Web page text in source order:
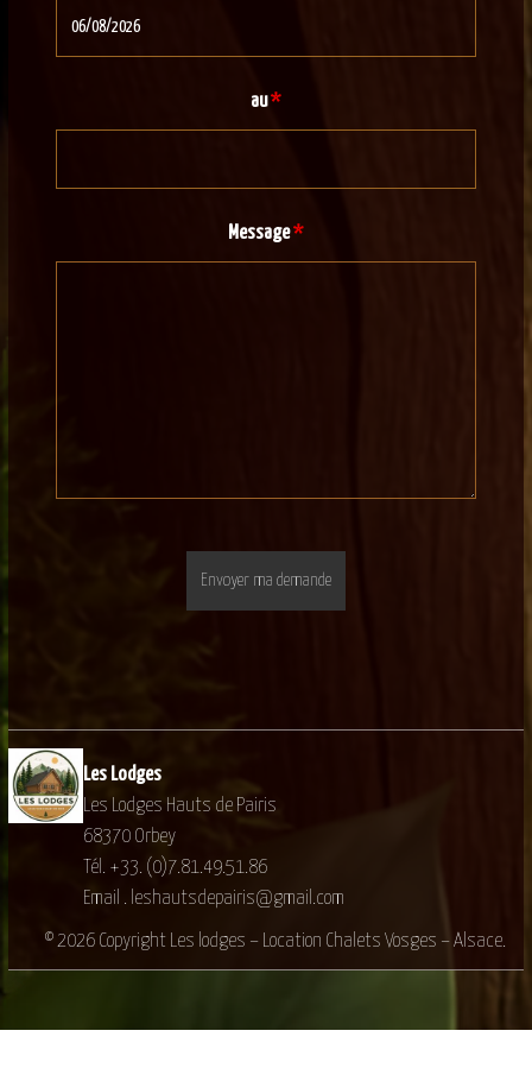
au*
Message*
Les Lodges
Les Lodges Hauts de Pairis
68370 Orbey
Tél. +33. (0)7.81.49.51.86
Email . leshautsdepairis@gmail.com
© 2026 Copyright Les lodges – Location Chalets Vosges – Alsace.